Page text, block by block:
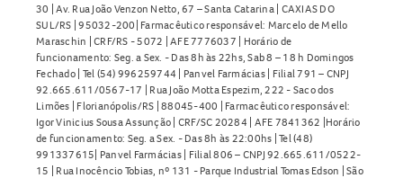
30 | Av. Rua João Venzon Netto, 67 – Santa Catarina | CAXIAS DO
SUL/RS | 95032-200| Farmacêutico responsável: Marcelo de Mello
Maraschin | CRF/RS - 5072 | AFE 7776037 | Horário de
funcionamento: Seg. a Sex. - Das 8h às 22hs, Sab 8 – 18 h Domingos
Fechado | Tel (54) 996259744 | Panvel Farmácias | Filial 791 – CNPJ
92.665.611/0567-17 | Rua João Motta Espezim, 222 - Saco dos
Limões | Florianópolis/RS | 88045-400 | Farmacêutico responsável:
Igor Vinicius Sousa Assunção | CRF/SC 20284 | AFE 7841362 |Horário
de funcionamento: Seg. a Sex. - Das 8h às 22:00hs | Tel (48)
991337615| Panvel Farmácias | Filial 806 – CNPJ 92.665.611/0522-
15 | Rua Inocêncio Tobias, nº 131 - Parque Industrial Tomas Edson | São